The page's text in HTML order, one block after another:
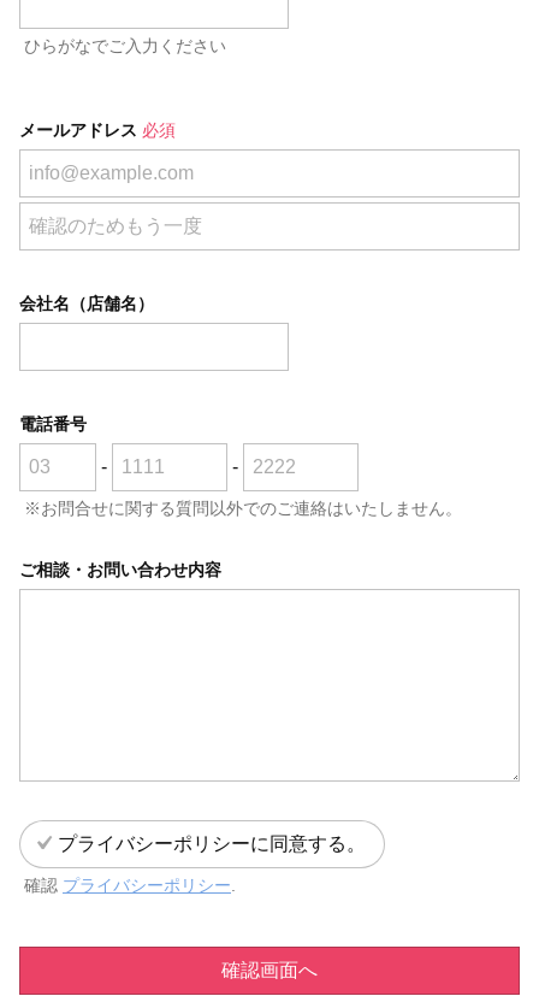
ひらがなでご入力ください
メールアドレス 必須
会社名（店舗名）
電話番号
- -
※お問合せに関する質問以外でのご連絡はいたしません。
ご相談・お問い合わせ内容
プライバシーポリシーに同意する。
確認 プライバシーポリシー.
確認画面へ